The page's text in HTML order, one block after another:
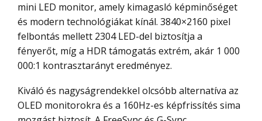
mini LED monitor, amely kimagasló képminőséget
és modern technológiákat kínál. 3840×2160 pixel
felbontás mellett 2304 LED-del biztosítja a
fényerőt, míg a HDR támogatás extrém, akár 1 000
000:1 kontrasztarányt eredményez.
Kiváló és nagyságrendekkel olcsóbb alternatíva az
OLED monitorokra és a 160Hz-es képfrissítés sima